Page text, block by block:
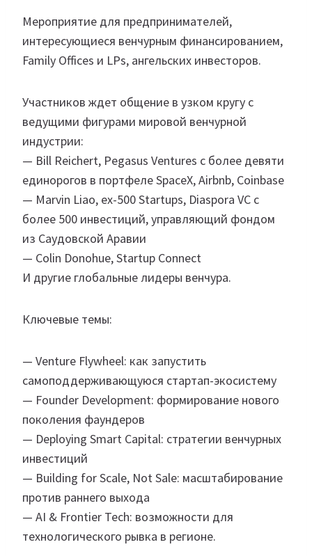
Мероприятие для предпринимателей,
интересующиеся венчурным финансированием,
Family Offices и LPs, ангельских инвесторов.
Участников ждет общение в узком кругу с
ведущими фигурами мировой венчурной
индустрии:
— Bill Reichert, Pegasus Ventures с более девяти
единорогов в портфеле SpaceX, Airbnb, Coinbase
— Marvin Liao, ex-500 Startups, Diaspora VC с
более 500 инвестиций, управляющий фондом
из Саудовской Аравии
— Colin Donohue, Startup Connect
И другие глобальные лидеры венчура.
Ключевые темы:
— Venture Flywheel: как запустить
самоподдерживающуюся стартап-экосистему
— Founder Development: формирование нового
поколения фаундеров
— Deploying Smart Capital: стратегии венчурных
инвестиций
— Building for Scale, Not Sale: масштабирование
против раннего выхода
— AI & Frontier Tech: возможности для
технологического рывка в регионе.